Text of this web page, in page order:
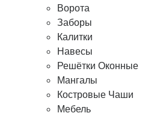
Ворота
Заборы
Калитки
Навесы
Решётки Оконные
Мангалы
Костровые Чаши
Мебель